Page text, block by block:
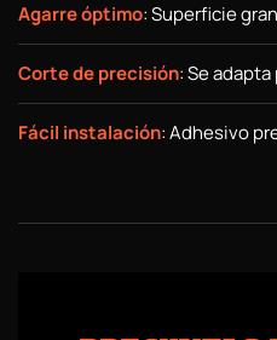
Agarre óptimo: Superficie
Corte de precisión: Se
Fácil instalación: Adhesivo